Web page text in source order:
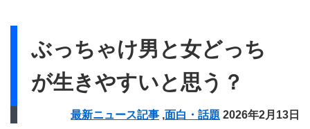
ぶっちゃけ男と女どっち
が生きやすいと思う？
最新ニュース記事 ,面白・話題 2026年2月13日